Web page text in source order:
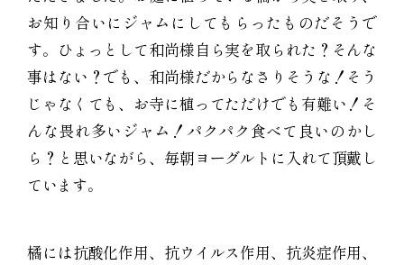
お知り合いにジャムにしてもらったものだそうで
す。ひょっとして和尚様自ら実を取られた？そんな
事はない？でも、和尚様だからなさりそうな！そう
じゃなくても、お寺に植ってただけでも有難い！そ
んな畏れ多いジャム！パクパク食べて良いのかし
ら？と思いながら、毎朝ヨーグルトに入れて頂戴し
ています。
橘には抗酸化作用、抗ウイルス作用、抗炎症作用、